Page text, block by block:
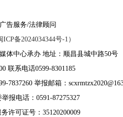
告服务/法律顾问
备2024034344号-1）
体中心承办 地址：顺昌县城中路50号
联系电话0599-8301185
7837260 举报邮箱：
报电话：0591-87275327
许可证号：35120200009